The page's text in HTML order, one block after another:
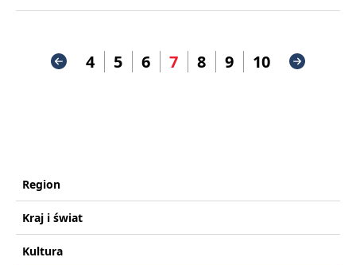
4 5 6 7 8 9 10
Region
Kraj i świat
Kultura